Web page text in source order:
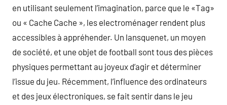
en utilisant seulement l’imagination, parce que le «Tag»
ou « Cache Cache », les electroménager rendent plus
accessibles à appréhender. Un lansquenet, un moyen
de société, et une objet de football sont tous des pièces
physiques permettant au joyeux d’agir et déterminer
l’issue du jeu. Récemment, l’influence des ordinateurs
et des jeux électroniques, se fait sentir dans le jeu